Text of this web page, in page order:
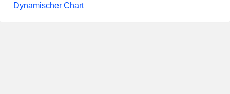
Dynamischer Chart